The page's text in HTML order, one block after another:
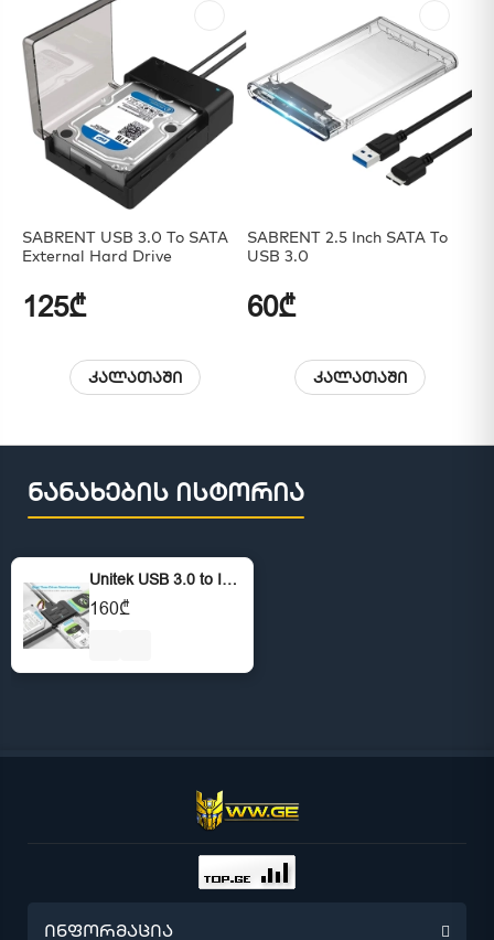
SABRENT USB 3.0 To SATA
External Hard Drive
125₾
კალათაში
SABRENT 2.5 Inch SATA To
USB 3.0
60₾
კალათაში
ნანახების ისტორია
Unitek USB 3.0 to IDE and SATA Converter External Hard Drive Adapter Kit
160₾
ინფორმაცია